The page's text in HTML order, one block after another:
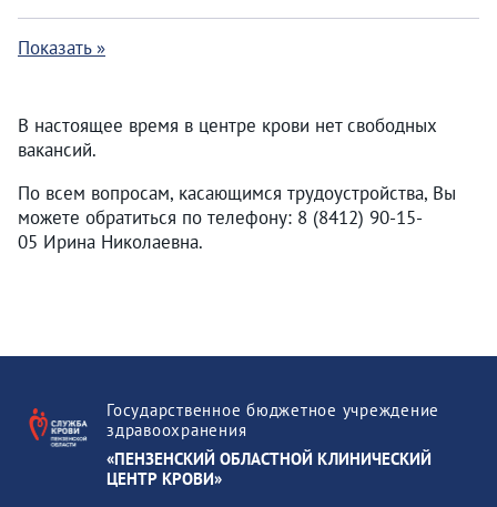
Показать »
В настоящее время в центре крови нет свободных
вакансий.
По всем вопросам, касающимся трудоустройства, Вы
можете обратиться по телефону: 8 (8412) 90-15-
05 Ирина Николаевна.
Государственное бюджетное учреждение
здравоохранения
«ПЕНЗЕНСКИЙ ОБЛАСТНОЙ КЛИНИЧЕСКИЙ
ЦЕНТР КРОВИ»